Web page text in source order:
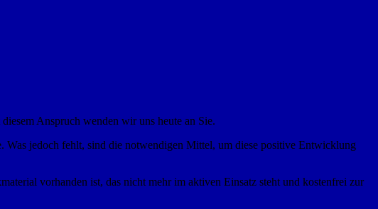
Anspruch wenden wir uns heute an Sie.
Was jedoch fehlt, sind die notwendigen Mittel, um diese positive Entwicklung
vorhanden ist, das nicht mehr im aktiven Einsatz steht und kostenfrei zur